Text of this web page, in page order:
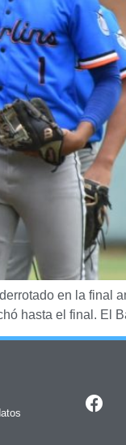
en la final
hasta el final. El